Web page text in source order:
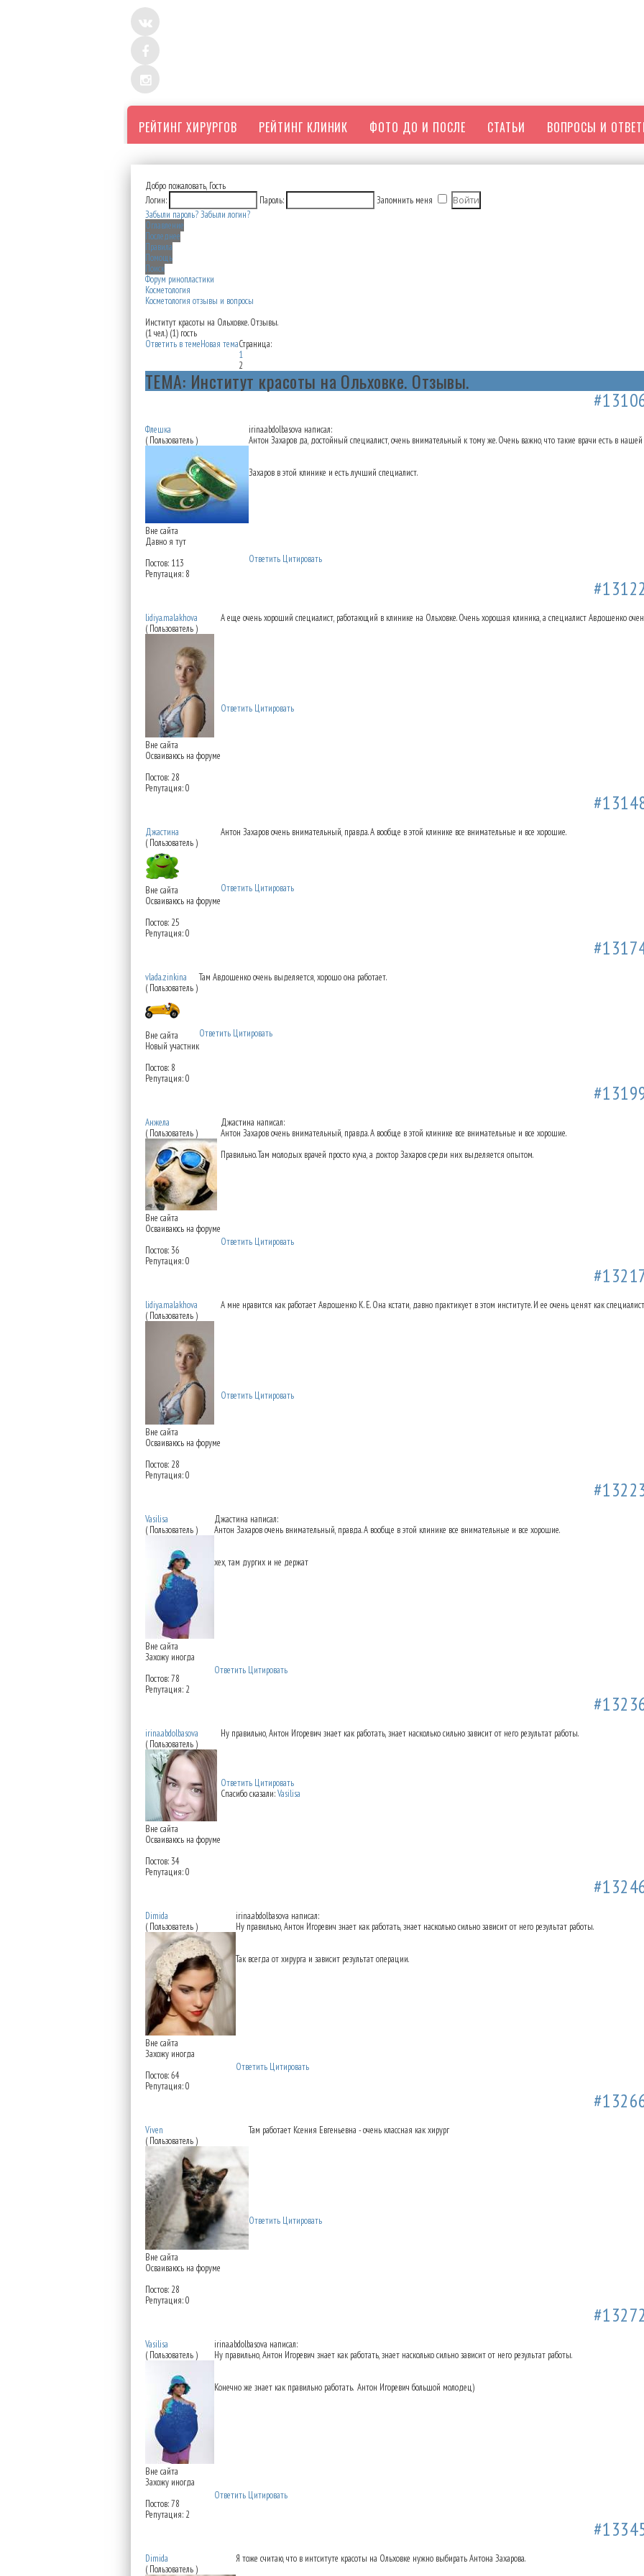
РЕЙТИНГ ХИРУРГОВ РЕЙТИНГ КЛИНИК ФОТО ДО И ПОСЛЕ СТАТЬИ ВОПРОСЫ И
Добро пожаловать, Гость
Логин:
Пароль:
Запомнить меня
Забыли пароль?Забыли логин?
Оглавление
Последнее
Правила
Помощь
Поиск
Форум ринопластики
Косметология
Косметология отзывы и вопросы
Институт красоты на Ольховке. Отзывы.
(1 чел.) (1) гость
Ответить в темеНовая темаСтраница:
1
2
ТЕМА: Институт красоты на Ольховке. Отзывы.
Re: Институт красоты на Ольховке. Отзывы.
Флешка
( Пользователь )
Вне сайта
Давно я тут
Постов: 113
Репутация: 8
irina.abdolbasova написал:
Антон Захаров да, достойный специалист, очень внимательный к тому же. Очень важно, что такие врачи есть в нашей
Захаров в этой клинике и есть лучший специалист.
Ответить Цитировать
lidiya.malakhova
( Пользователь )
Вне сайта
Осваиваюсь на форуме
Постов: 28
Репутация: 0
А еще очень хороший специалист, работающий в клинике на Ольховке. Очень хорошая клиника, а специалист Авдошенко
Ответить Цитировать
Джастина
( Пользователь )
Вне сайта
Осваиваюсь на форуме
Постов: 25
Репутация: 0
Антон Захаров очень внимательный, правда. А вообще в этой клинике все внимательные и все хорошие.
Ответить Цитировать
vlada.zinkina
( Пользователь )
Вне сайта
Новый участник
Постов: 8
Репутация: 0
Там Авдошенко очень выделяется, хорошо она работает.
Ответить Цитировать
Анжела
( Пользователь )
Вне сайта
Осваиваюсь на форуме
Постов: 36
Репутация: 0
Джастина написал:
Антон Захаров очень внимательный, правда. А вообще в этой клинике все внимательные и все хорошие.
Правильно. Там молодых врачей просто куча, а доктор Захаров среди них выделяется опытом.
Ответить Цитировать
lidiya.malakhova
( Пользователь )
Вне сайта
Осваиваюсь на форуме
Постов: 28
Репутация: 0
А мне нравится как работает Авдошенко К. Е. Она кстати, давно практикует в этом институте. И ее очень ценят как
Ответить Цитировать
Vasilisa
( Пользователь )
Вне сайта
Захожу иногда
Постов: 78
Репутация: 2
Джастина написал:
Антон Захаров очень внимательный, правда. А вообще в этой клинике все внимательные и все хорошие.
хех, там дургих и не держат
Ответить Цитировать
irina.abdolbasova
( Пользователь )
Вне сайта
Осваиваюсь на форуме
Постов: 34
Репутация: 0
Ну правильно, Антон Игоревич знает как работать, знает насколько сильно зависит от него результат работы.
Ответить Цитировать
Спасибо сказали:Vasilisa
Dimida
( Пользователь )
Вне сайта
Захожу иногда
Постов: 64
Репутация: 0
irina.abdolbasova написал:
Ну правильно, Антон Игоревич знает как работать, знает насколько сильно зависит от него результат работы.
Так всегда от хирурга и зависит результат операции.
Ответить Цитировать
Viven
( Пользователь )
Вне сайта
Осваиваюсь на форуме
Постов: 28
Репутация: 0
Там работает Ксения Евгеньевна - очень классная как хирург
Ответить Цитировать
Vasilisa
( Пользователь )
Вне сайта
Захожу иногда
Постов: 78
Репутация: 2
irina.abdolbasova написал:
Ну правильно, Антон Игоревич знает как работать, знает насколько сильно зависит от него результат работы.
Конечно же знает как правильно работать. Антон Игоревич большой молодец)
Ответить Цитировать
Dimida
( Пользователь )
Я тоже считаю, что в интситуте красоты на Ольховке нужно выбирать Антона Захарова.